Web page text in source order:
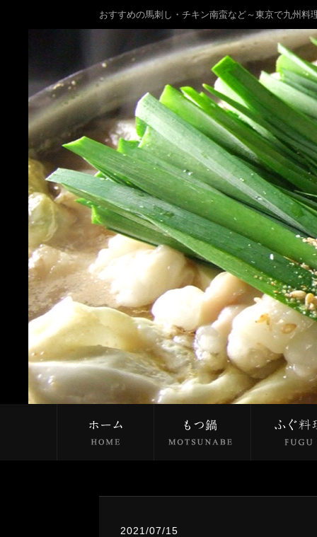
おすすめの馬刺し・チキン南蛮など～東京で九州料
2021/07/15